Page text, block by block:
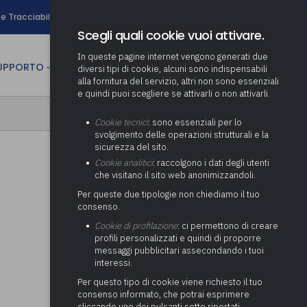
e Tracciabilità
Determinazione fondo risorse
decentrate
Pratiche previdenziali
ai comuni per l’attivazione di
(Partenariato Pubblico
Privato)
Società e organismi
adempimenti degli enti locali
Adeguamento del sistema di
gestione documentale alle
nuove linee guida sul
documento informatico
Protezione dei Dati (RPD,
altrimenti denominato Data
Protection Officer, DPO)
Supporto transizione al
digitale
Gestione IVA
Gestione IRAP
Consolidato
Relazione di fine e inizio
mandato
Supporto alla predisposizione
del Piano Economico-
Attività di supporto Gare
Energetiche (ex Legge 10/91)
Controllo Pratiche Sismiche
CULTURA person AREA RISERVATA
Scegli quali cookie vuoi attivare.
In queste pagine internet vengono generati due
diversi tipi di cookie, alcuni sono indispensabili
alla fornitura del servizio, altri non sono essenziali
e quindi puoi scegliere se attivarli o non attivarli.
Cookie tecnici: sono essenziali per lo
svolgimento delle operazioni strutturali e la
sicurezza del sito.
Cookie analitici: raccolgono i dati degli utenti
che visitano il sito web anonimizzandoli.
Per queste due tipologie non chiediamo il tuo
consenso.
Cookie di profilazione: ci permettono di creare
profili personalizzati e quindi di proporre
messaggi pubblicitari assecondando i tuoi
interessi.
Per questo tipo di cookie viene richiesto il tuo
consenso informato, che potrai esprimere